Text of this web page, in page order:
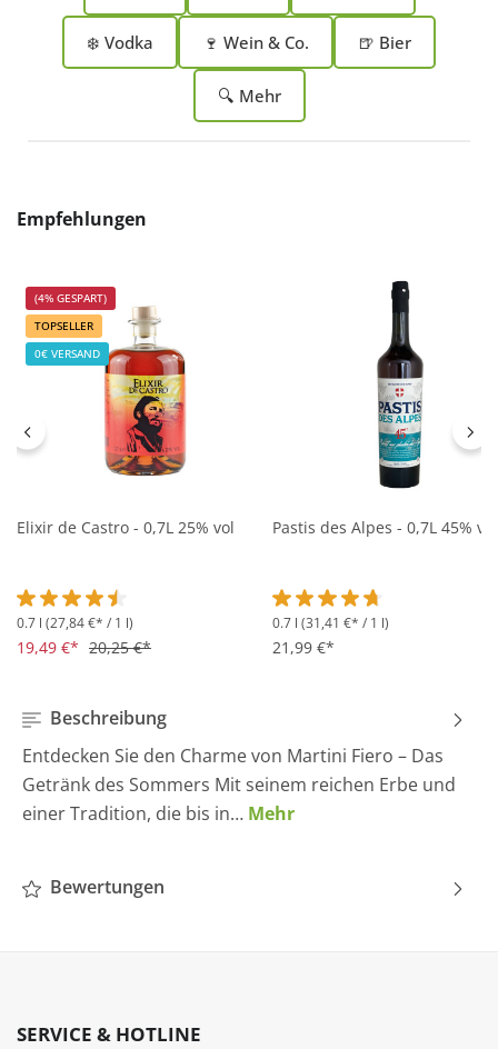
❄️ Vodka 🍷 Wein & Co. 🍺 Bier
🔍 Mehr
Produktgalerie überspringen
Empfehlungen
(4% GESPART)
TOPSELLER
0€ VERSAND
Elixir de Castro - 0,7L 25% vol
Durchschnittliche Bewertung von 4.5 von 5 Sternen
0.7 l (27,84 €* / 1 l)
19,49 €* 20,25 €*
Pastis des Alpes - 0,7L 45% vol
Durchschnittliche
0.7 l (31,41 €* / 1 l)
21,99 €*
Beschreibung
Entdecken Sie den Charme von Martini Fiero – Das
Getränk des Sommers Mit seinem reichen Erbe und
einer Tradition, die bis in… Mehr
Bewertungen
SERVICE & HOTLINE